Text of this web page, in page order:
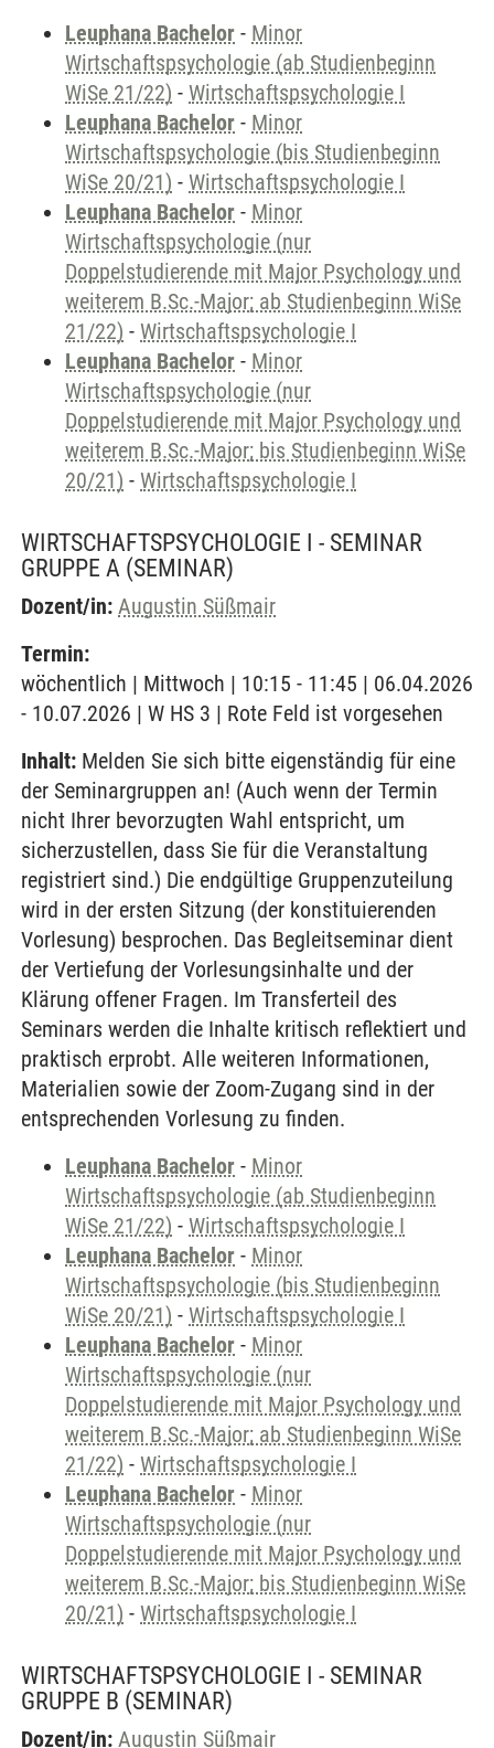
Leuphana Bachelor - Minor
Wirtschaftspsychologie (ab Studienbeginn
WiSe 21/22) - Wirtschaftspsychologie I
Leuphana Bachelor - Minor
Wirtschaftspsychologie (bis Studienbeginn
WiSe 20/21) - Wirtschaftspsychologie I
Leuphana Bachelor - Minor
Wirtschaftspsychologie (nur
Doppelstudierende mit Major Psychology und
weiterem B.Sc.-Major; ab Studienbeginn WiSe
21/22) - Wirtschaftspsychologie I
Leuphana Bachelor - Minor
Wirtschaftspsychologie (nur
Doppelstudierende mit Major Psychology und
weiterem B.Sc.-Major; bis Studienbeginn WiSe
20/21) - Wirtschaftspsychologie I
WIRTSCHAFTSPSYCHOLOGIE I - SEMINAR
GRUPPE A (SEMINAR)
Dozent/in: Augustin Süßmair
Termin:
wöchentlich | Mittwoch | 10:15 - 11:45 | 06.04.2026
- 10.07.2026 | W HS 3 | Rote Feld ist vorgesehen
Inhalt: Melden Sie sich bitte eigenständig für eine
der Seminargruppen an! (Auch wenn der Termin
nicht Ihrer bevorzugten Wahl entspricht, um
sicherzustellen, dass Sie für die Veranstaltung
registriert sind.) Die endgültige Gruppenzuteilung
wird in der ersten Sitzung (der konstituierenden
Vorlesung) besprochen. Das Begleitseminar dient
der Vertiefung der Vorlesungsinhalte und der
Klärung offener Fragen. Im Transferteil des
Seminars werden die Inhalte kritisch reflektiert und
praktisch erprobt. Alle weiteren Informationen,
Materialien sowie der Zoom-Zugang sind in der
entsprechenden Vorlesung zu finden.
Leuphana Bachelor - Minor
Wirtschaftspsychologie (ab Studienbeginn
WiSe 21/22) - Wirtschaftspsychologie I
Leuphana Bachelor - Minor
Wirtschaftspsychologie (bis Studienbeginn
WiSe 20/21) - Wirtschaftspsychologie I
Leuphana Bachelor - Minor
Wirtschaftspsychologie (nur
Doppelstudierende mit Major Psychology und
weiterem B.Sc.-Major; ab Studienbeginn WiSe
21/22) - Wirtschaftspsychologie I
Leuphana Bachelor - Minor
Wirtschaftspsychologie (nur
Doppelstudierende mit Major Psychology und
weiterem B.Sc.-Major; bis Studienbeginn WiSe
20/21) - Wirtschaftspsychologie I
WIRTSCHAFTSPSYCHOLOGIE I - SEMINAR
GRUPPE B (SEMINAR)
Dozent/in: Augustin Süßmair